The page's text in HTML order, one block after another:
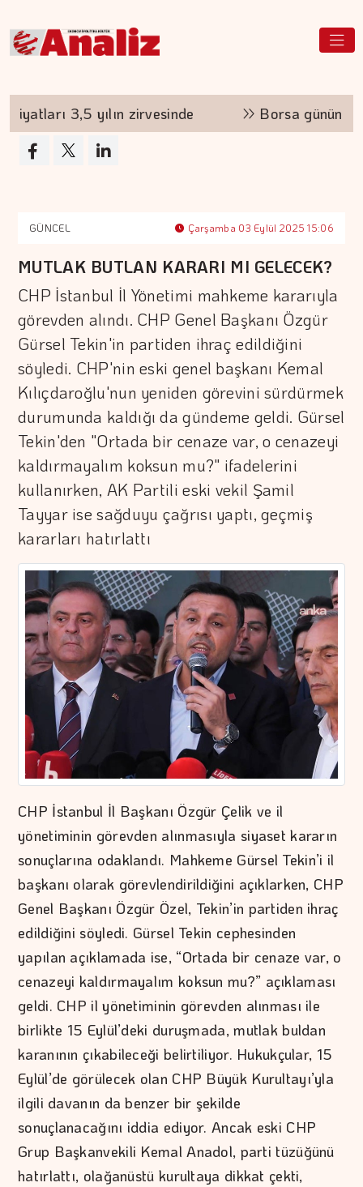
3,5 yılın zirvesinde Borsa günün ilk
GÜNCEL Çarşamba 03 Eylül 2025 15:06
MUTLAK BUTLAN KARARI MI GELECEK?
CHP İstanbul İl Yönetimi mahkeme kararıyla
görevden alındı. CHP Genel Başkanı Özgür
Gürsel Tekin'in partiden ihraç edildiğini
söyledi. CHP'nin eski genel başkanı Kemal
Kılıçdaroğlu'nun yeniden görevini sürdürmek
durumunda kaldığı da gündeme geldi. Gürsel
Tekin'den "Ortada bir cenaze var, o cenazeyi
kaldırmayalım koksun mu?" ifadelerini
kullanırken, AK Partili eski vekil Şamil
Tayyar ise sağduyu çağrısı yaptı, geçmiş
kararları hatırlattı
CHP İstanbul İl Başkanı Özgür Çelik ve il
yönetiminin görevden alınmasıyla siyaset kararın
sonuçlarına odaklandı. Mahkeme Gürsel Tekin’i il
başkanı olarak görevlendirildiğini açıklarken, CHP
Genel Başkanı Özgür Özel, Tekin’in partiden ihraç
edildiğini söyledi. Gürsel Tekin cephesinden
yapılan açıklamada ise, “Ortada bir cenaze var, o
cenazeyi kaldırmayalım koksun mu?” açıklaması
geldi. CHP il yönetiminin görevden alınması ile
birlikte 15 Eylül’deki duruşmada, mutlak buldan
karanının çıkabileceği belirtiliyor. Hukukçular, 15
Eylül’de görülecek olan CHP Büyük Kurultayı’yla
ilgili davanın da benzer bir şekilde
sonuçlanacağını iddia ediyor. Ancak eski CHP
Grup Başkanvekili Kemal Anadol, parti tüzüğünü
hatırlattı, olağanüstü kurultaya dikkat çekti,